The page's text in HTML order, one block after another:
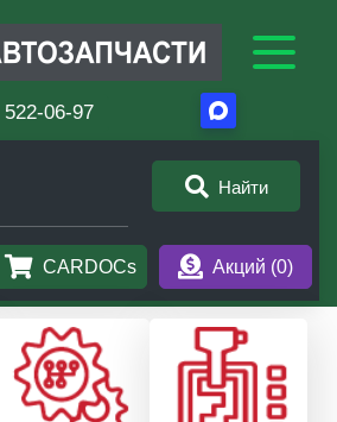
06-97
Найти
CARDOCs Акций (0)